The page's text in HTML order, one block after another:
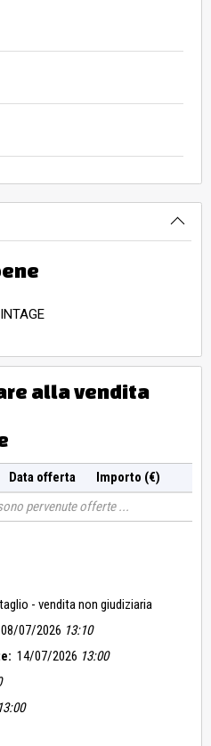
alla vendita
Data offerta
Importo (€)
pervenute offerte
- vendita non giudiziaria
08/07/2026 13:10
14/07/2026 13:00
13:00